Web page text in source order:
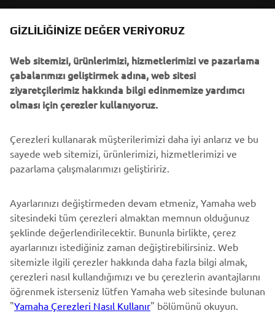
B2B
DAHA FAZLA YAMAHA
DESTEK
BÜLTEN
En son fırsatları, özel etkinlikleri, yeni çıkan ürünleri ve daha
fazlasını ilk öğrenen siz olun
ABONE OL
Gizlilik Politikamızı okuyarak kişisel verilerinizi nasıl işlediğimizi
öğrenebilirsiniz:
Gizlilik Politikası
GIZLILIĞINIZE DEĞER VERIYORUZ
Web sitemizi, ürünlerimizi, hizmetlerimizi ve pazarlama
çabalarımızı geliştirmek adına, web sitesi
ziyaretçilerimiz hakkında bilgi edinmemize yardımcı
olması için çerezler kullanıyoruz.
Çerezleri kullanarak müşterilerimizi daha iyi anlarız ve bu
sayede web sitemizi, ürünlerimizi, hizmetlerimizi ve
pazarlama çalışmalarımızı geliştiririz.
Ayarlarınızı değiştirmeden devam etmeniz, Yamaha web
sitesindeki tüm çerezleri almaktan memnun olduğunuz
şeklinde değerlendirilecektir. Bununla birlikte, çerez
ayarlarınızı istediğiniz zaman değiştirebilirsiniz. Web
sitemizle ilgili çerezler hakkında daha fazla bilgi almak,
çerezleri nasıl kullandığımızı ve bu çerezlerin avantajlarını
öğrenmek isterseniz lütfen Yamaha web sitesinde bulunan
"Yamaha Çerezleri Nasıl Kullanır" bölümünü okuyun.